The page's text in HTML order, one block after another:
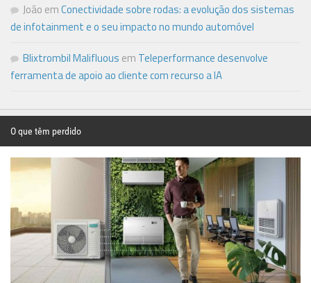
João emConectividade sobre rodas: a evolução dos sistemas
de infotainment e o seu impacto no mundo automóvel
Blixtrombil Malifluous em Teleperformance desenvolve
ferramenta de apoio ao cliente com recurso a IA
O que têm perdido